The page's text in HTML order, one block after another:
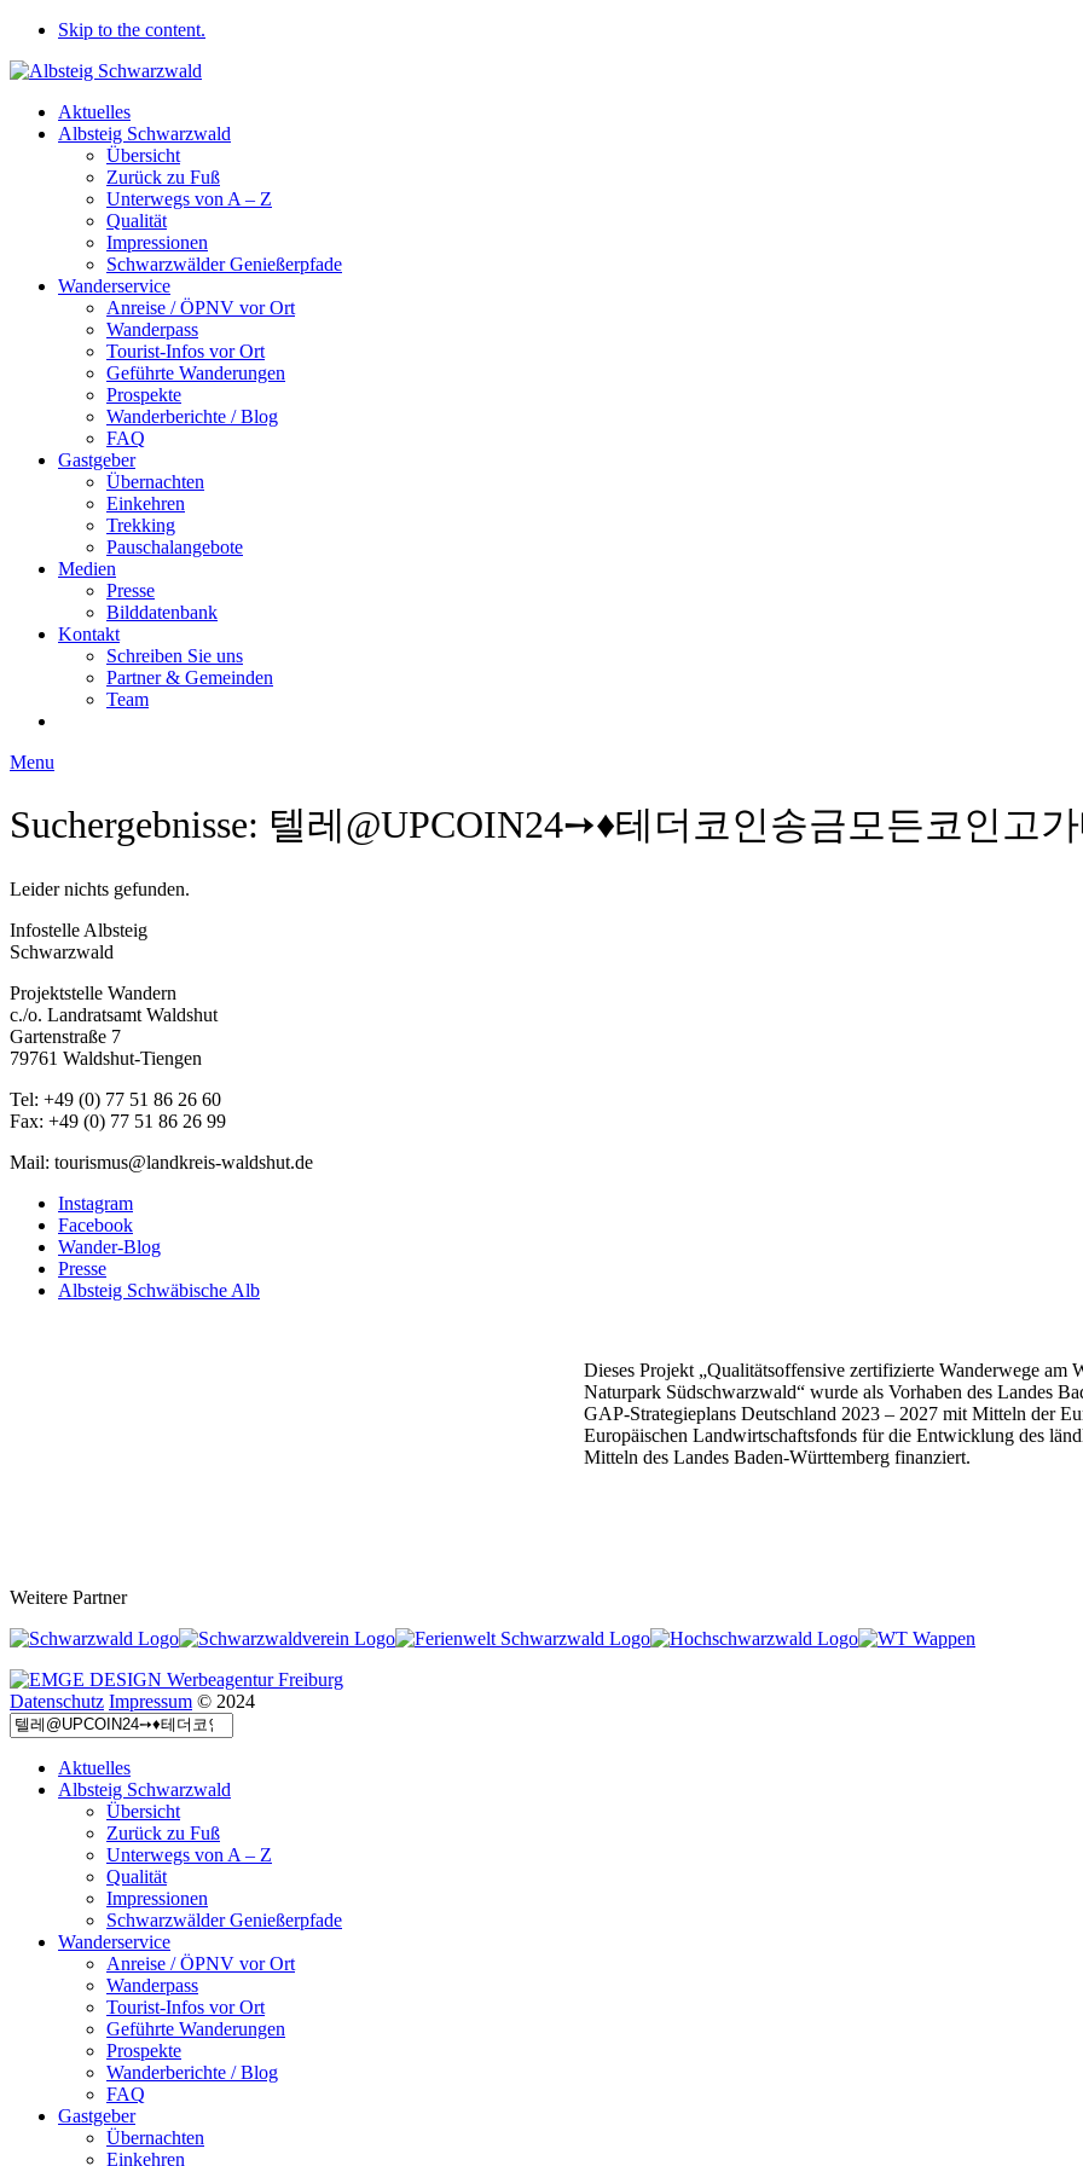
Skip to the content.
Aktuelles
Albsteig Schwarzwald
Übersicht
Zurück zu Fuß
Unterwegs von A – Z
Qualität
Impressionen
Schwarzwälder Genießerpfade
Wanderservice
Anreise / ÖPNV vor Ort
Wanderpass
Tourist-Infos vor Ort
Geführte Wanderungen
Prospekte
Wanderberichte / Blog
FAQ
Gastgeber
Übernachten
Einkehren
Trekking
Pauschalangebote
Medien
Presse
Bilddatenbank
Kontakt
Schreiben Sie uns
Partner & Gemeinden
Team
Menu
Suchergebnisse: 텔레@UPCOIN24➙♦테더코인송금모든코인고
Leider nichts gefunden.
Infostelle Albsteig
Schwarzwald
Projektstelle Wandern
c./o. Landratsamt Waldshut
Gartenstraße 7
79761 Waldshut-Tiengen
Tel: +49 (0) 77 51 86 26 60
Fax: +49 (0) 77 51 86 26 99
Mail: tourismus@landkreis-waldshut.de
Instagram
Facebook
Wander-Blog
Presse
Albsteig Schwäbische Alb
Dieses Projekt „Qualitätsoffensive zertifizierte Wanderwege am
Naturpark Südschwarzwald“ wurde als Vorhaben des Landes
GAP-Strategieplans Deutschland 2023 – 2027 mit Mitteln der
Europäischen Landwirtschaftsfonds für die Entwicklung des
Mitteln des Landes Baden-Württemberg finanziert.
Weitere Partner
Datenschutz Impressum © 2024
Aktuelles
Albsteig Schwarzwald
Übersicht
Zurück zu Fuß
Unterwegs von A – Z
Qualität
Impressionen
Schwarzwälder Genießerpfade
Wanderservice
Anreise / ÖPNV vor Ort
Wanderpass
Tourist-Infos vor Ort
Geführte Wanderungen
Prospekte
Wanderberichte / Blog
FAQ
Gastgeber
Übernachten
Einkehren